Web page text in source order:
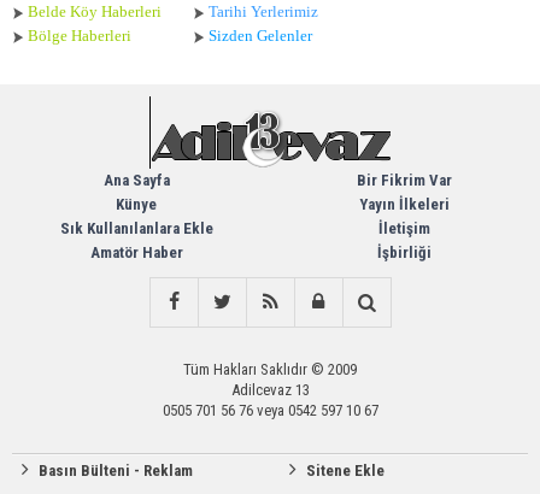
Belde Köy Haberleri
Bölge Haberleri
Tarihi Yerlerimiz
Sizden Gelenler
Ana Sayfa
Künye
Sık Kullanılanlara Ekle
Amatör Haber
Bir Fikrim Var
Yayın İlkeleri
İletişim
İşbirliği
Tüm Hakları Saklıdır © 2009
Adilcevaz 13
0505 701 56 76 veya 0542 597 10 67
Basın Bülteni - Reklam
Sitene Ekle